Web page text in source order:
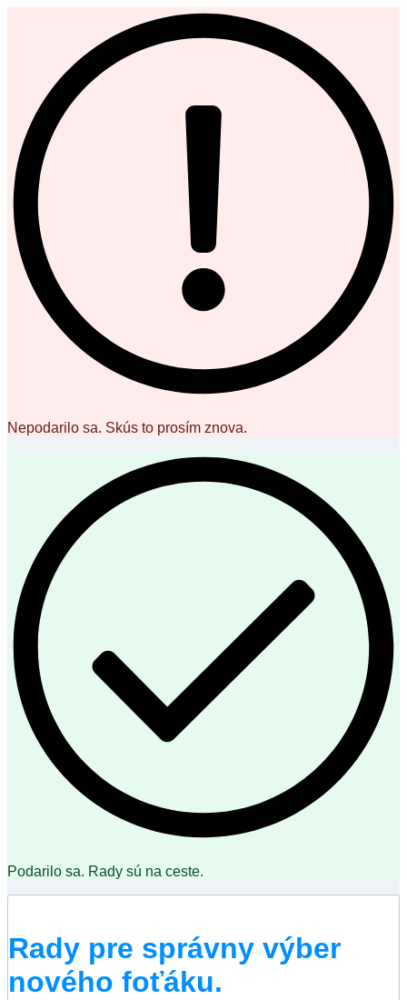
Nepodarilo sa. Skús to prosím znova.
Podarilo sa. Rady sú na ceste.
Rady pre správny výber
nového foťáku.